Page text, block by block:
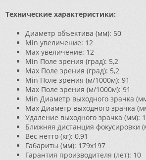
Технические характеристики:
Диаметр объектива (мм): 50
Min увеличение: 12
Max увеличение: 12
Min Поле зрения (град): 5,2
Max Поле зрения (град): 5,2
Min Поле зрения (м/1000м): 91
Max Поле зрения (м/1000м): 91
Min Диаметр выходного зрачка
Max Диаметр выходного зрачка
Удаление выходного зрачка (мм):
Ближняя дистанция фокусировки
Вес нетто (кг): 0,91
Габариты (мм): 179х197
Гарантия производителя (лет): 10